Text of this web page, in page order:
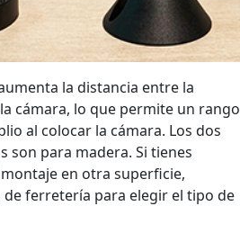
la distancia entre la
cámara, lo que permite un rango
al colocar la cámara. Los dos
para madera. Si tienes
en otra superficie,
ferretería para elegir el tipo de